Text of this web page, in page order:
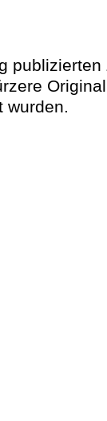
wurden.